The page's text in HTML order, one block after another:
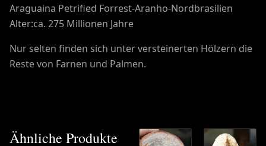
Araguaina Petrified Forrest-Aranho-Nordbrasilien
Alter:ca. 275 Millionen Jahre
Nur selten finden sich unter versteinerten Hölzern die
Reste von Farnen und Palmen.
Ähnliche Produkte